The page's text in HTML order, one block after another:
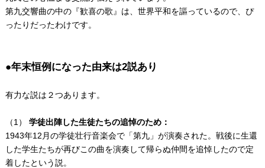
第九交響曲の中の『歓喜の歌』は、世界平和を謳っているので、ぴ
ったりだったわけです。
●年末恒例になった由来は2説あり
有力な説は２つあります。
（1） 学徒出陣した生徒たちの追悼のため：
1943年12月の学徒壮行音楽会で「第九」が演奏された。戦後に生還
した学生たちが再びこの曲を演奏して帰らぬ仲間を追悼したので定
着したという説。